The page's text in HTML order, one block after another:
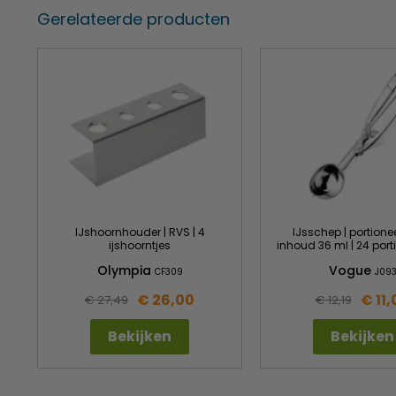
Gerelateerde producten
IJshoornhouder | RVS | 4
ijshoorntjes
Olympia CF309
€ 27,49 € 26,00
Bekijken
IJsschep |
inhoud 36 ml | 24
Vogue J093
€ 12,19
€
Bekijken